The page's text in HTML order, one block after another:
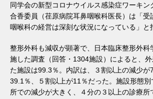
同学会の新型コロナウイルス感染症ワーキン
合香委員（荏原病院耳鼻咽喉科医長）は「受
咽喉科の経営は深刻な状況になっている」と
整形外科も減収が顕著で、日本臨床整形外科
施した調査（回答・1304施設）によると、
た施設は99.3％。内訳は、３割以上の減少が
39.1％、５割以上が11％だった。施設形態
所での減少が大きく、４分の３以上の診療所